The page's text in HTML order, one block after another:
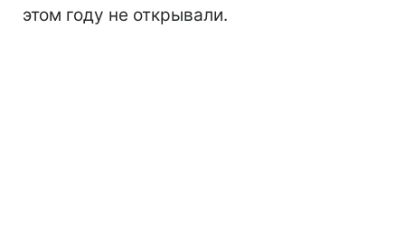
этом году не открывали.